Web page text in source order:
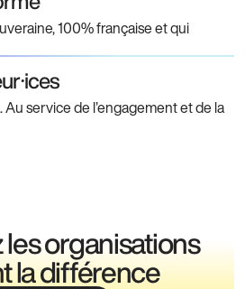
100% française et qui
service de l’engagement et de la
les organisations
la différence